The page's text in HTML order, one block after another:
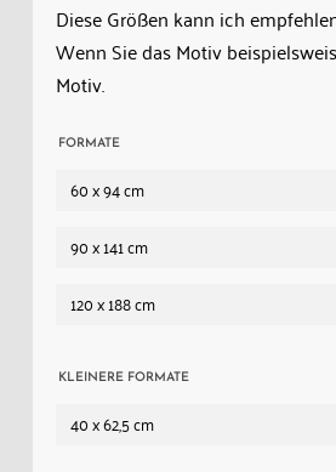
herausfahrenden
Güterzug,
davor
Zuondra-
Kreiskehrtunnel
Diese Größen kann ich
Wenn Sie das Motiv
Motiv.
FORMATE
60 x 94 cm
90 x 141 cm
120 x 188 cm
KLEINERE FORMATE
40 x 62,5 cm